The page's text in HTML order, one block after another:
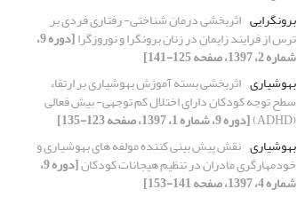
برونگرایی اثربخشی درمان شناختی- رفتاری فردی بر
ترس از فرایند زایمان در زنان برونگرا و نوروزگرا [دوره 9،
شماره 2، 1397، صفحه 125-141]
بهوشیاری اثربخشی بسته آموزش بهوشیاری بر ارتقاء
سطح توجه کودکان دارای اختلال کم توجهی- بیش فعالی
(ADHD)
[دوره 9، شماره 1، 1397، صفحه 123-135]
بهوشیاری نقش پیش بینی کننده مولفه های بهوشیاری و
خودمهارگری مادران در تنظیم هیجانات کودکان [دوره 9،
شماره 4، 1397، صفحه 141-153]